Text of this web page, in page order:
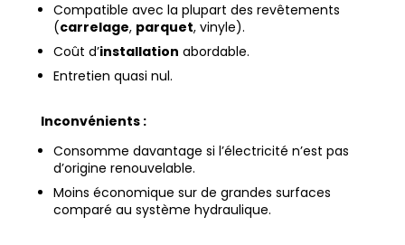
Compatible avec la plupart des revêtements
(carrelage, parquet, vinyle).
Coût d’installation abordable.
Entretien quasi nul.
Inconvénients :
Consomme davantage si l’électricité n’est pas
d’origine renouvelable.
Moins économique sur de grandes surfaces
comparé au système hydraulique.